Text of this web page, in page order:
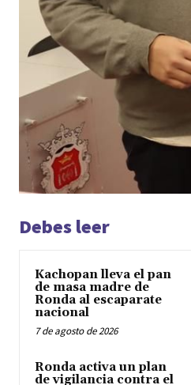
Debes leer
Kachopan lleva el pan
de masa madre de
Ronda al escaparate
nacional
7 de agosto de 2026
Ronda activa un plan
de vigilancia contra el